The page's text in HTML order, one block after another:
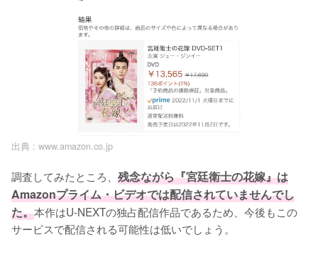
出典 : www.amazon.co.jp
調査してみたところ、 残念ながら『宮廷衛士の花嫁』は
Amazonプライム・ビデオでは配信されていませんでし
た。本作はU-NEXTの独占配信作品であるため、今後もこの
サービスで配信される可能性は低いでしょう。